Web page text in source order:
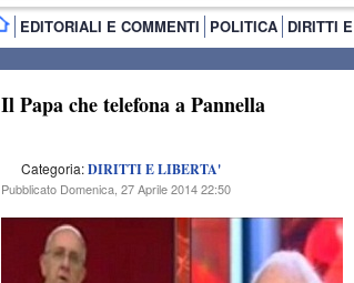
EDITORIALI E COMMENTI POLITICA DIRITTI
Il Papa che telefona a Pannella
Categoria:DIRITTI E LIBERTA'
Pubblicato Domenica, 27 Aprile 2014 22:50